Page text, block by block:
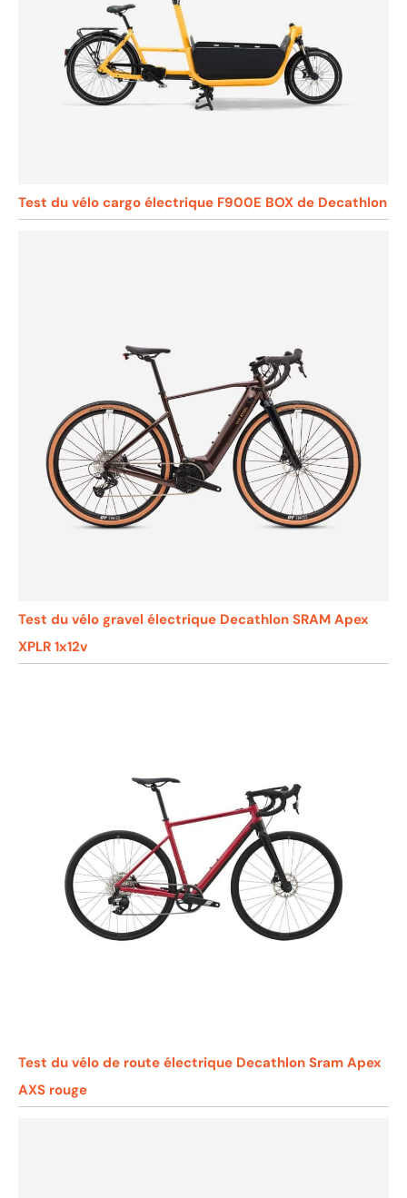
Test du vélo cargo électrique F900E BOX de Decathlon
Test du vélo gravel électrique Decathlon SRAM Apex
XPLR 1x12v
Test du vélo de route électrique Decathlon Sram Apex
AXS rouge